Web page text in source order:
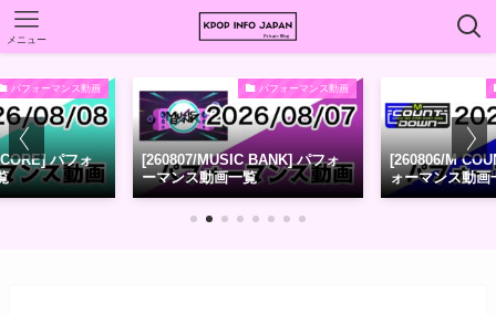
メニュー
パフォーマンス動画
パフォ
パフォーマンス動画
[260807/MUSIC BANK] パフォ
ーマンス動画一覧
[260806/M
ォーマンス動画